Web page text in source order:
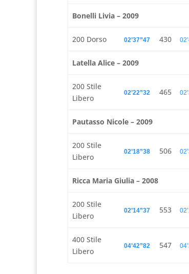
Bonelli Livia – 2009
200 Dorso 02’37”47 430
Latella Alice – 2009
200 Stile
Libero
02’22”32 465
Pautasso Nicole – 2009
200 Stile
Libero
02’18”38 506
Ricca Maria Giulia – 2008
200 Stile
Libero
02’14”37 553
400 Stile
Libero
04’42”82 547